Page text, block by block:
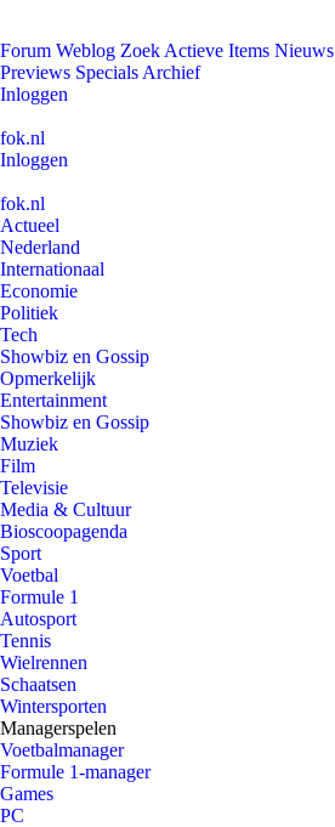
Forum Weblog Zoek Actieve Items Nieuws
Previews Specials Archief
Inloggen
fok.nl
Inloggen
fok.nl
Actueel
Nederland
Internationaal
Economie
Politiek
Tech
Showbiz en Gossip
Opmerkelijk
Entertainment
Showbiz en Gossip
Muziek
Film
Televisie
Media & Cultuur
Bioscoopagenda
Sport
Voetbal
Formule 1
Autosport
Tennis
Wielrennen
Schaatsen
Wintersporten
Managerspelen
Voetbalmanager
Formule 1-manager
Games
PC